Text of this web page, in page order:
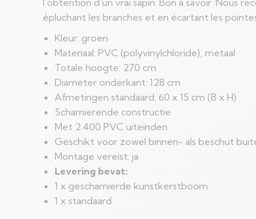
l’obtention d’un vrai sapin. Bon à savoir :Nous
épluchant les branches et en écartant les
Kleur: groen
Materiaal: PVC (polyvinylchloride), metaal
Totale hoogte: 270 cm
Diameter onderkant: 128 cm
Afmetingen standaard: 60 x 15 cm (B x H)
Scharnierende constructie
Met 2.400 PVC uiteinden
Geschikt voor zowel binnen- als beschut
Montage vereist: ja
Levering bevat:
1 x gescharnierde kunstkerstboom
1 x standaard